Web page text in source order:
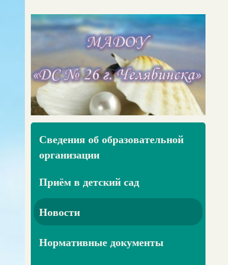
Сведения об образовательной
организации
Приём в детский сад
Новости
Нормативные документы